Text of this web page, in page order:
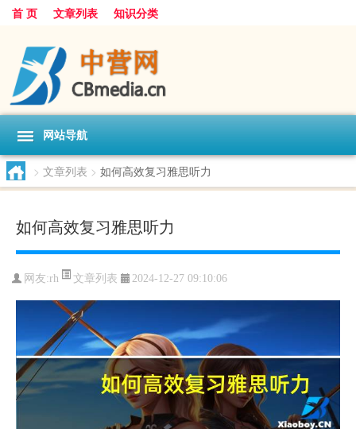
首 页 文章列表 知识分类
网站导航
> 文章列表 > 如何高效复习雅思听力
如何高效复习雅思听力
网友:rh 文章列表 2024-12-27 09:10:06